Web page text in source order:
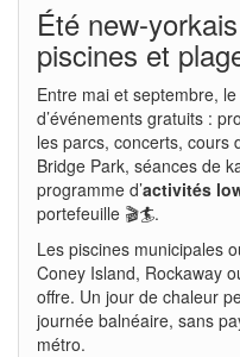
Été new-
piscines et
Entre mai et septembre,
d’événements gratuits :
les parcs, concerts, cours
Bridge Park, séances de
programme d’activités
portefeuille 🎬🏄.
Les piscines municipales
Coney Island, Rockaway
offre. Un jour de chaleur
journée balnéaire, sans
métro.